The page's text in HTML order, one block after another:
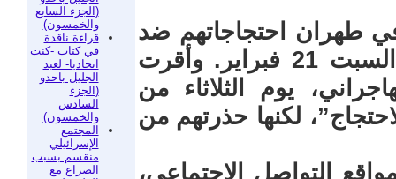
(الجزء السابع
والخمسون)
قراءة ناقدة
في كتاب -كنت
اتحاديا- لعبد
الجليل باحدو
(الجزء
السادس
والخمسون)
المجتمع
الإسرائيلي
منقسم بسبب
الصراع مع
طهران احتجاجاتهم ضد
الحكومة منذ استئناف الدراسة يوم السبت 21 فبراير. وأقرت
يوم الثلاثاء من
لكنها حذرتهم من
التواصل الاجتماعي،